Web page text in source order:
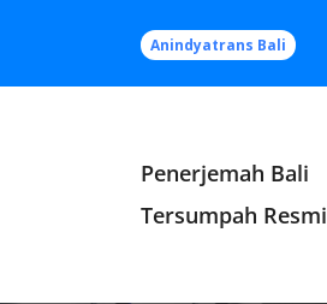
Anindyatrans Bali
Penerjemah Bali
Tersumpah Resmi